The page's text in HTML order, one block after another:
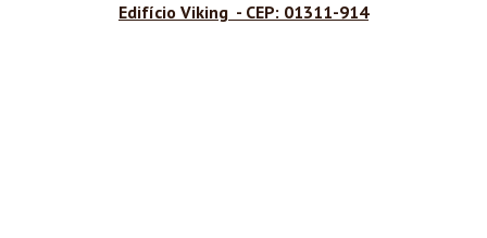
Edifício Viking - CEP: 01311-914